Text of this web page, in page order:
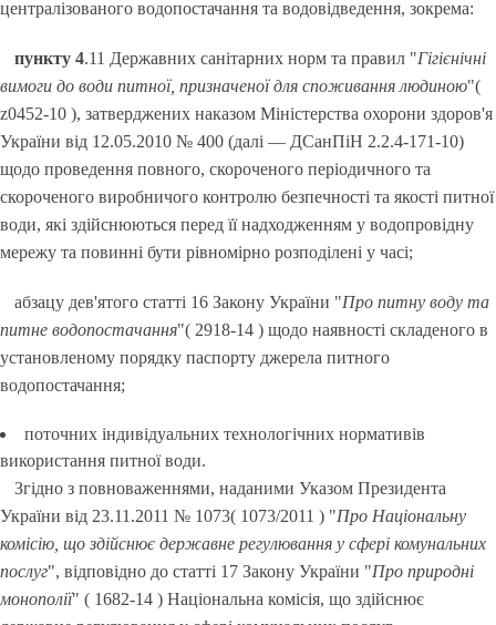
централізованого водопостачання та водовідведення, зокрема:
пункту 4.11 Державних санітарних норм та правил "Гігієнічні
вимоги до води питної, призначеної для споживання людиною"(
z0452-10 ), затверджених наказом Міністерства охорони здоров'я
України від 12.05.2010 № 400 (далі — ДСанПіН 2.2.4-171-10)
щодо проведення повного, скороченого періодичного та
скороченого виробничого контролю безпечності та якості питної
води, які здійснюються перед її надходженням у водопровідну
мережу та повинні бути рівномірно розподілені у часі;
абзацу дев'ятого статті 16 Закону України "Про питну воду та
питне водопостачання"( 2918-14 ) щодо наявності складеного в
установленому порядку паспорту джерела питного
водопостачання;
поточних індивідуальних технологічних нормативів
використання питної води.
Згідно з повноваженнями, наданими Указом Президента
України від 23.11.2011 № 1073( 1073/2011 ) "Про Національну
комісію, що здійснює державне регулювання у сфері комунальних
послуг", відповідно до статті 17 Закону України "Про природні
монополії" ( 1682-14 ) Національна комісія, що здійснює